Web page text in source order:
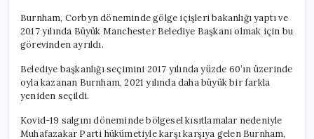
Burnham, Corbyn döneminde gölge içişleri bakanlığı yaptı ve
2017 yılında Büyük Manchester Belediye Başkanı olmak için bu
görevinden ayrıldı.
Belediye başkanlığı seçimini 2017 yılında yüzde 60’ın üzerinde
oyla kazanan Burnham, 2021 yılında daha büyük bir farkla
yeniden seçildi.
Kovid-19 salgını döneminde bölgesel kısıtlamalar nedeniyle
Muhafazakar Parti hükümetiyle karşı karşıya gelen Burnham,